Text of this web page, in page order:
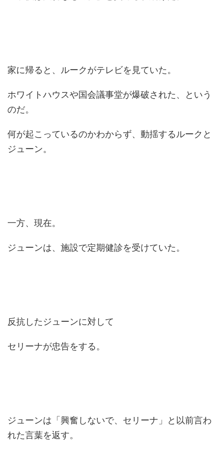
家に帰ると、ルークがテレビを見ていた。
ホワイトハウスや国会議事堂が爆破された、という
のだ。
何が起こっているのかわからず、動揺するルークと
ジューン。
一方、現在。
ジューンは、施設で定期健診を受けていた。
反抗したジューンに対して
セリーナが忠告をする。
ジューンは「興奮しないで、セリーナ」と以前言わ
れた言葉を返す。